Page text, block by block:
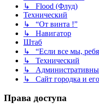
↳ Flood (Флуд)
Технический
↳ “От винта !”
↳ Навигатор
Штаб
↳ “Если все мы,
↳ Технический
↳
↳ Сайт городка и
Права доступа